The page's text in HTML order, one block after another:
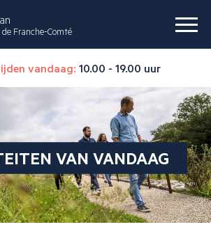
Franche-Comté
vandaag: 10.00 - 19.00 uur
VAN VANDAAG